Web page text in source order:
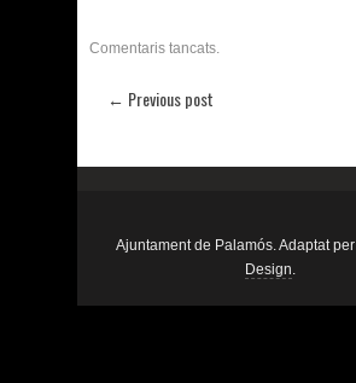
Comentaris tancats.
← Previous post
Ajuntament de Palamós. Adaptat per
Design.